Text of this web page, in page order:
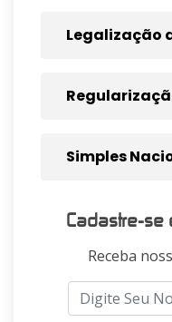
Legalização
Simples
Cadastre-se
Receba